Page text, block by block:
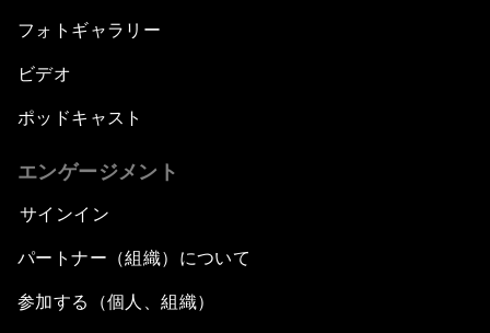
フォトギャラリー
ビデオ
ポッドキャスト
エンゲージメント
サインイン
パートナー（組織）について
参加する（個人、組織）